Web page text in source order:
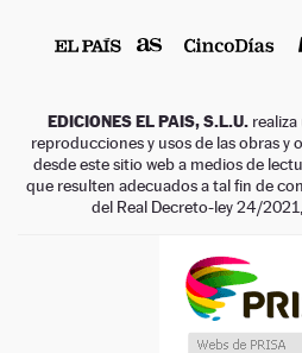
EDICIONES EL PAIS, S.L.U. realiza
reproducciones y usos de las obras y
desde este sitio web a medios de
que resulten adecuados a tal fin de
del Real Decreto-ley 24/